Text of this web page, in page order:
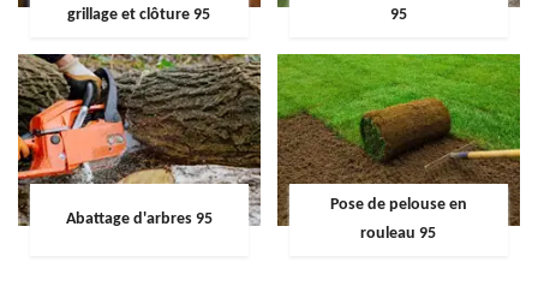
grillage et clôture 95
95
Abattage d'arbres 95
Pose de pelouse en
rouleau 95